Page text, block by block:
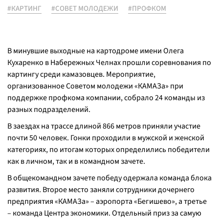
#КАРТИНГ #СОВЕТ МОЛОДЕЖИ #ПРОФКОМ
В минувшие выходные на картодроме имени Олега
Кухаренко в Набережных Челнах прошли соревнования по
картингу среди камазовцев. Мероприятие,
организованное Советом молодежи «КАМАЗа» при
поддержке профкома компании, собрало 24 команды из
разных подразделений.
В заездах на трассе длиной 866 метров приняли участие
почти 50 человек. Гонки проходили в мужской и женской
категориях, по итогам которых определились победители
как в личном, так и в командном зачете.
В общекомандном зачете победу одержала команда блока
развития. Второе место заняли сотрудники дочернего
предприятия «КАМАЗа» – аэропорта «Бегишево», а третье
– команда Центра экономики. Отдельный приз за самую